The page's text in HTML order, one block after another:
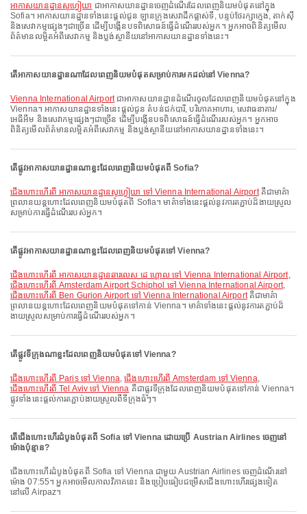
អាកាសយានដ្ឋានសូហ្វៀយា ជាអាកាសយានដ្ឋានចេញដំណើរដែលពេញនិយមបំផុតនៅក្នុង
Sofia។ អាកាសយានដ្ឋានទាំងនេះផ្តល់ជូន ឡានក្រុងសេវាដឹកផ្លាស់ទី, បន្ទប់ថែរក្សាក្មេង, តាក់ស៊ី
និងសេវាកម្មផ្សេងៗជាច្រើន ដើម្បីបង្កើនបទពិសោធន៍ធ្វើដំណើររបស់អ្នក។ អ្នកអាចពិនិត្យមើល
ព័ត៌មានលម្អិតអំពីសេវាកម្ម និងប្លង់ស្ថានីយនៅអាកាសយានដ្ឋានទាំងនេះ។
តើអាកាសយានដ្ឋានណាដែលពេញនិយមបំផុតសម្រាប់ការមកដល់នៅ Vienna?
Vienna International Airportជាអាកាសយានដ្ឋានដំណើរចូលដែលពេញនិយមបំផុតនៅក្នុង
Vienna។ អាកាសយានដ្ឋានទាំងនេះផ្តល់ជូន តំបន់ជក់បារី, បរិភោគអាហារ, សេវាធនាគារ/
អេធីអឹម និងសេវាកម្មផ្សេងៗជាច្រើន ដើម្បីបង្កើនបទពិសោធន៍ធ្វើដំណើររបស់អ្នក។ អ្នកអាច
ពិនិត្យមើលព័ត៌មានលម្អិតអំពីសេវាកម្ម និងប្លង់ស្ថានីយនៅអាកាសយានដ្ឋានទាំងនេះ។
តើផ្លូវអាកាសយានដ្ឋានណាខ្លះដែលពេញនិយមបំផុតពី Sofia?
ជើងហោះហើរពី អាកាសយានដ្ឋានសូហ្វៀយា ទៅ Vienna International Airportគឺជាមាគ៌ា
ព្រលានយន្តហោះដែលពេញនិយមបំផុតពី Sofia។ មាគ៌ាទាំងនេះផ្តល់នូវការតភ្ជាប់ដ៏ងាយស្រួល
សម្រាប់ការធ្វើដំណើររបស់អ្នក។
តើផ្លូវអាកាសយានដ្ឋានណាខ្លះដែលពេញនិយមបំផុតទៅ Vienna?
ជើងហោះហើរពី អាកាសយានដ្ឋានឆារលេស ដេ ហ្គោល ទៅ Vienna International Airport,
ជើងហោះហើរពី Amsterdam Airport Schiphol ទៅ Vienna International Airport,
ជើងហោះហើរពី Ben Gurion Airport ទៅ Vienna International Airportគឺជាមាគ៌ា
ព្រលានយន្តហោះដែលពេញនិយមបំផុតទៅកាន់ Vienna។ មាគ៌ាទាំងនេះផ្តល់នូវការតភ្ជាប់ដ៏
ងាយស្រួលសម្រាប់ការធ្វើដំណើររបស់អ្នក។
តើផ្លូវទីក្រុងណាខ្លះដែលពេញនិយមបំផុតទៅ Vienna?
ជើងហោះហើរពី Paris ទៅ Vienna,ជើងហោះហើរពី Amsterdam ទៅ Vienna,
ជើងហោះហើរពី Tel Aviv ទៅ Vienna គឺជាផ្លូវទីក្រុងដែលពេញនិយមបំផុតទៅកាន់ Vienna។
ផ្លូវទាំងនេះផ្តល់ការតភ្ជាប់ងាយស្រួលពីទីក្រុងធំៗ។
តើជើងហោះហើរដំបូងបំផុតពី Sofia ទៅ Vienna ដោយប្រើ Austrian Airlines ចេញនៅ
ម៉ោងប៉ុន្មាន?
ជើងហោះហើរដំបូងបំផុតពី Sofia ទៅ Vienna ជាមួយ Austrian Airlines ចេញដំណើរនៅ
ម៉ោង 07:55។ អ្នកអាចមើលកាលវិភាគនេះ និងប្រៀបធៀបជម្រើសជើងហោះហើរផ្សេងទៀត
នៅលើ Airpaz។